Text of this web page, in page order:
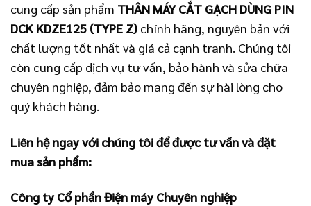
cung cấp sản phẩm THÂN MÁY CẮT GẠCH DÙNG PIN
DCK KDZE125 (TYPE Z) chính hãng, nguyên bản với
chất lượng tốt nhất và giá cả cạnh tranh. Chúng tôi
còn cung cấp dịch vụ tư vấn, bảo hành và sửa chữa
chuyên nghiệp, đảm bảo mang đến sự hài lòng cho
quý khách hàng.
Liên hệ ngay với chúng tôi để được tư vấn và đặt
mua sản phẩm:
Công ty Cổ phần Điện máy Chuyên nghiệp